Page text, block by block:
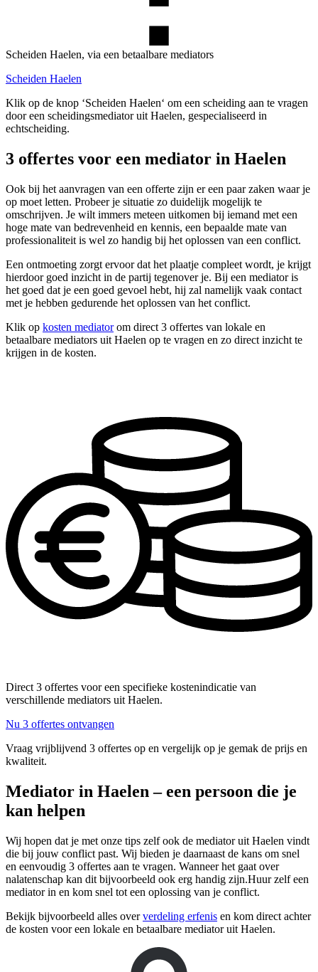
Scheiden Haelen, via een betaalbare mediators
Scheiden Haelen
Klik op de knop ‘Scheiden Haelen‘ om een scheiding aan te vragen
door een scheidingsmediator uit Haelen, gespecialiseerd in
echtscheiding.
3 offertes voor een mediator in Haelen
Ook bij het aanvragen van een offerte zijn er een paar zaken waar je
op moet letten. Probeer je situatie zo duidelijk mogelijk te
omschrijven. Je wilt immers meteen uitkomen bij iemand met een
hoge mate van bedrevenheid en kennis, een bepaalde mate van
professionaliteit is wel zo handig bij het oplossen van een conflict.
Een ontmoeting zorgt ervoor dat het plaatje compleet wordt, je krijgt
hierdoor goed inzicht in de partij tegenover je. Bij een mediator is
het goed dat je een goed gevoel hebt, hij zal namelijk vaak contact
met je hebben gedurende het oplossen van het conflict.
Klik op kosten mediatorom direct 3 offertes van lokale en
betaalbare mediators uit Haelen op te vragen en zo direct inzicht te
krijgen in de kosten.
Direct 3 offertes voor een specifieke kostenindicatie van
verschillende mediators uit Haelen.
Nu 3 offertes ontvangen
Vraag vrijblijvend 3 offertes op en vergelijk op je gemak de prijs en
kwaliteit.
Mediator in Haelen – een persoon die je
kan helpen
Wij hopen dat je met onze tips zelf ook de mediator uit Haelen vindt
die bij jouw conflict past. Wij bieden je daarnaast de kans om snel
en eenvoudig 3 offertes aan te vragen. Wanneer het gaat over
nalatenschap kan dit bijvoorbeeld ook erg handig zijn.Huur zelf een
mediator in en kom snel tot een oplossing van je conflict.
Bekijk bijvoorbeeld alles oververdeling erfenis en kom direct achter
de kosten voor een lokale en betaalbare mediator uit Haelen.